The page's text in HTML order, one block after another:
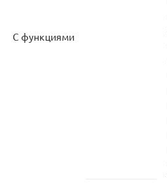
С функциями